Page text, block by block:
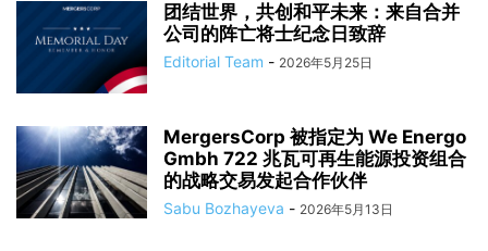
团结世界，共创和平未来：来自合并
公司的阵亡将士纪念日致辞
Editorial Team - 2026年5月25日
MergersCorp 被指定为 We Energo
Gmbh 722 兆瓦可再生能源投资组合
的战略交易发起合作伙伴
Sabu Bozhayeva - 2026年5月13日